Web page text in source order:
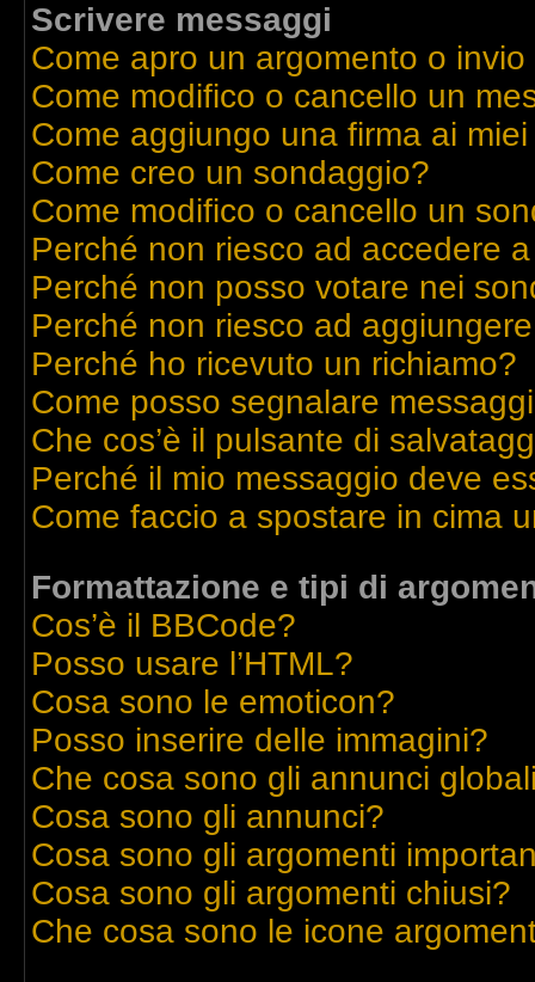
Scrivere messaggi
Come apro un argomento o
Come modifico o cancello un
Come aggiungo una firma ai
Come creo un sondaggio?
Come modifico o cancello un
Perché non riesco ad accedere
Perché non posso votare nei
Perché non riesco ad
Perché ho ricevuto un richiamo?
Come posso segnalare
Che cos’è il pulsante di
Perché il mio messaggio deve
Come faccio a spostare in cima
Formattazione e tipi di
Cos’è il BBCode?
Posso usare l’HTML?
Cosa sono le emoticon?
Posso inserire delle immagini?
Che cosa sono gli annunci
Cosa sono gli annunci?
Cosa sono gli argomenti
Cosa sono gli argomenti chiusi?
Che cosa sono le icone